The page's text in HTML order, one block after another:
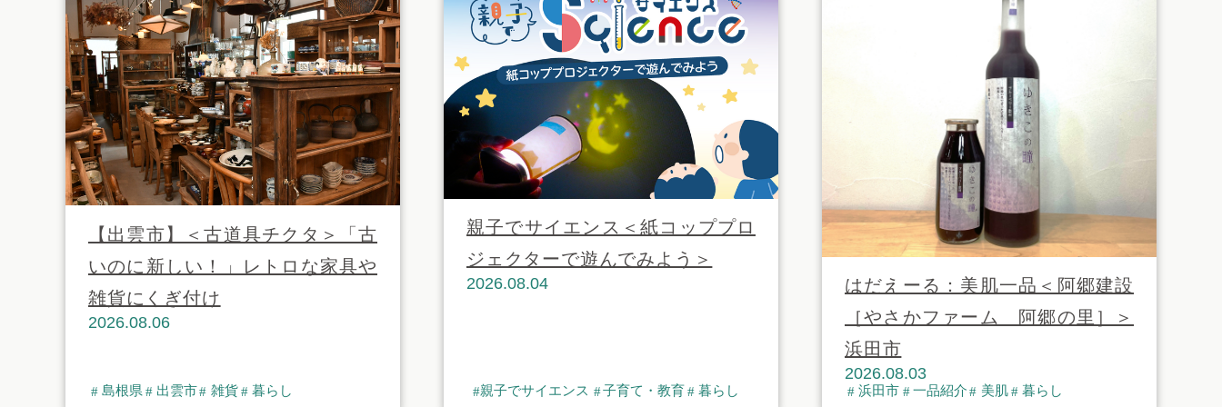
【出雲市】＜古道具チクタ＞「古
いのに新しい！」レトロな家具や
雑貨にくぎ付け
2026.08.06
島根県 出雲市 雑貨 暮らし
親子でサイエンス＜紙コッププロ
ジェクターで遊んでみよう＞
2026.08.04
親子でサイエンス 子育て・教育 暮らし
はだえーる：美肌一品＜阿郷建設
［やさかファーム 阿郷の里］＞
浜田市
2026.08.03
浜田市 一品紹介 美肌 暮らし